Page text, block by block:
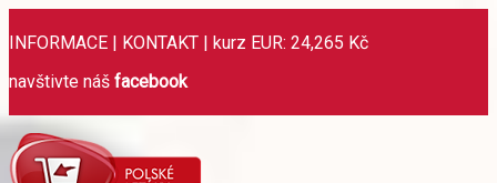
INFORMACE | KONTAKT | kurz EUR: 24,265 Kč
navštivte náš facebook